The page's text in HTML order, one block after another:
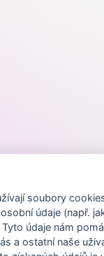
soubory
údaje (např.
údaje nám
a ostatní naše